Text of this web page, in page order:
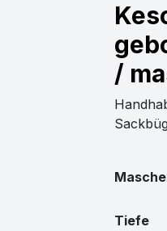
/
Tiefe